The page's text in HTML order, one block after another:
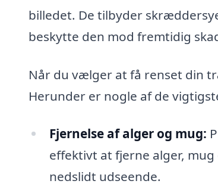
billedet. De tilbyder
beskytte den mod fremtidig
Når du vælger at få renset din
Herunder er nogle af de
Fjernelse af alger og mug:
effektivt at fjerne alger,
nedslidt udseende.